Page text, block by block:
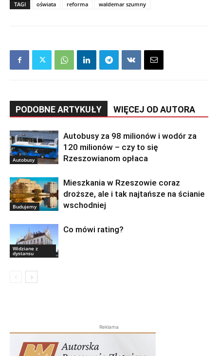
TAGI oświata reforma waldemar szumny
PODOBNE ARTYKUŁY WIĘCEJ OD AUTORA
Autobusy
Autobusy za 98 milionów i wodór za
120 milionów – czy to się
Rzeszowianom opłaca
Budujemy
Mieszkania w Rzeszowie coraz
droższe, ale i tak najtańsze na ścianie
wschodniej
Widziane z
dystansu
Co mówi rating?
Reklama